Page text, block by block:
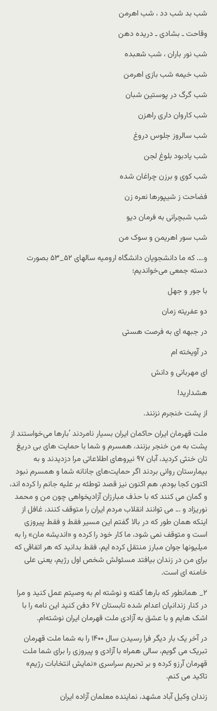
شب بد شب دد ، شب اهرمن
وقاحت ـ بشادی ـ دریده دهن
شب نور باران ، شب شعبده
شب خیمه شب بازی اهرمن
شب گرگ در پوستین شبان
شب کاروان داری راهزن
شب سالروز جلوس دروغ
شب یادبود بلوغ لجن
شب کوی و برزن چراغان شده
فضاحت ز شیپورها نعره زن
شب شبچرانی به فرمان دیو
شب سور اهریمن و سوک من
و…. که ما دانشجویان دانشگاه ارومیه سالهای ۵۲_۵۳ بصورت
دسته جمعی می‌خواندیم؛
با جور و جهل
دو عفریته زمان
در جبهه ای به فرصت هستی
در آویخته ام
ای مهربانی و دانش
هشدارید!
از پشت خنجرم نزنند.
ملت قهرمان ایران حاکمان ایران بسیار نامردند ‘بارها می‌خواستند از
پشت به من خنجر بزنند، همسرم و شما با حمایت های بی دریغ
تان خنثی کردید، آبان ۹۷ نیروهای اطلاعاتی مرا دزدیدند و به
بیمارستان روانی بردند اگر حمایت‌های جانانه شما و همسرم نبود
اکنون کجا بودم، هم اکنون نیز قصد توطئه بر علیه جانم را کرده اند،
و گمان می کنند که با حذف مبارزان آزادیخواهی چون من و محمد
نوریزاد و … می توانند انقلاب مردم ایران را متوقف کنند، غافل از
اینکه همان طور که در بالا گفتم این مسیر فقط و فقط پیروزی
است و متوقف نمی شود، ما کار خود را کرده و «اندیشه مان» را به
میلیونها جوان مبارز منتقل کرده ایم، فقط بدانید که هر اتفاقی که
برای من در زندان بیافتد مسئولش شخص اول رژیم، یعنی علی
خامنه ای است.
۲_ همانطور که بارها گفته و نوشته ام به وصیتم عمل کنید و مرا
در کنار زندانیان اعدام شده تابستان ۶۷ دفن کنید این نامه را با
اشک هایم و با عشق به آزادی ملت قهرمان ایران نوشته‌ام.
در آخر یک بار دیگر فرا رسیدن سال ۱۴۰۰ را به شما ملت قهرمان
تبریک می گویم، سالی همراه با آزادی و پیروزی را برای شما ملت
قهرمان آرزو کرده و بر تحریم سراسری «نمایش انتخابات رژیم»
تاکید می کنم.
زندان وکیل آباد مشهد، نماینده معلمان آزاده ایران